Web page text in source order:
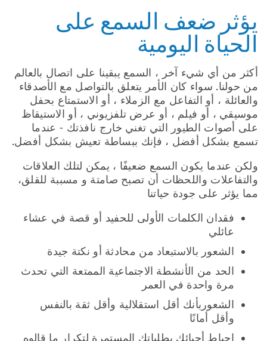
يؤثر ضعف السمع على
الحياة اليومية
أكثر من أي شيء آخر ، السمع يبقينا على اتصال بالعالم
من حولنا. سواء كان الأمر يتعلق بالتواصل مع الأصدقاء
والعائلة ، أو التفاعل مع الزملاء ، أو الاستمتاع بحفل
موسيقي ، أو فيلم ، أو عرض تلفزيوني ، أو الاستيقاظ
على أصوات الطيور التي تغني خارج نافذتك - عندما
تسمع بشكل أفضل ، فإنك ببساطة تعيش بشكل أفضل.
ولكن عندما يكون السمع ضعيفًا ، يمكن لتلك العلاقات
والتفاعلات واللحظات أن تصبح صامتة و مسببة للقلق،
مما يؤثر على جودة حياتنا
فقدان الكلمات الأولى للحفيد أو قصة في عشاء
عائلي
الشعور بالاستبعاد من محادثة أو نكتة جيدة
الحد من الأنشطة الاجتماعية الممتعة التي تحدث
مرة واحدة في العمر
الشعوربأنك أقل استقلالية وأقل ثقة بالنفس
وأقل أمانًا
إحباط أحبائك بطلباتك المستمرة لتكرار ما قالوه